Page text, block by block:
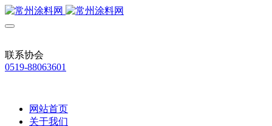
联系协会
0519-88063601
网站首页
关于我们